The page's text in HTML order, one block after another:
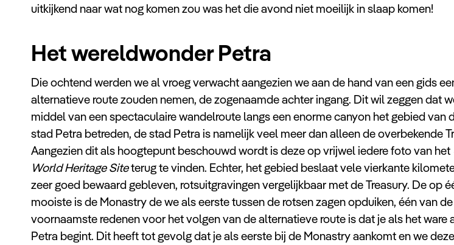
uitkijkend naar wat nog komen zou was het die avond niet moeilijk in slaap komen!
Het wereldwonder Petra
Die ochtend werden we al vroeg verwacht aangezien we aan de hand van een gids
alternatieve route zouden nemen, de zogenaamde achter ingang. Dit wil zeggen dat
middel van een spectaculaire wandelroute langs een enorme canyon het gebied van
stad Petra betreden, de stad Petra is namelijk veel meer dan alleen de overbekende
Aangezien dit als hoogtepunt beschouwd wordt is deze op vrijwel iedere foto van het
World Heritage Siteterug te vinden. Echter, het gebied beslaat vele vierkante
zeer goed bewaard gebleven, rotsuitgravingen vergelijkbaar met de Treasury. De op
mooiste is de Monastry de we als eerste tussen de rotsen zagen opduiken, één van de
voornaamste redenen voor het volgen van de alternatieve route is dat je als het ware
Petra begint. Dit heeft tot gevolg dat je als eerste bij de Monastry aankomt en we